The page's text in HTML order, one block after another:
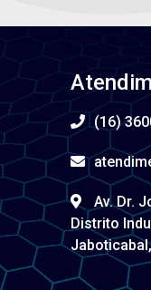
(16)
Av. Dr.
Distrito